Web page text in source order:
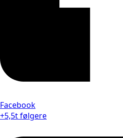
Facebook
+5,5t følgere